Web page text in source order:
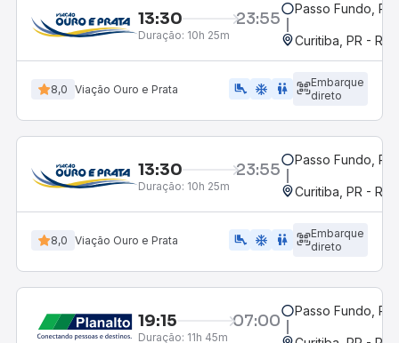
13:30 23:55
Duração: 10h 25m
Passo Fundo, RS
Curitiba, PR -
8,0 Viação Ouro e Prata airline_seat_legroom_extra ac_unit wc
Embarque
direto
13:30 23:55
Duração: 10h 25m
Passo Fundo, RS
Curitiba, PR -
8,0 Viação Ouro e Prata airline_seat_legroom_extra ac_unit wc
Embarque
direto
19:15 07:00
Duração: 11h 45m
Passo Fundo, RS